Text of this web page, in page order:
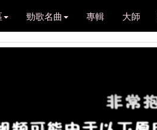
勁歌名曲 專輯 大師